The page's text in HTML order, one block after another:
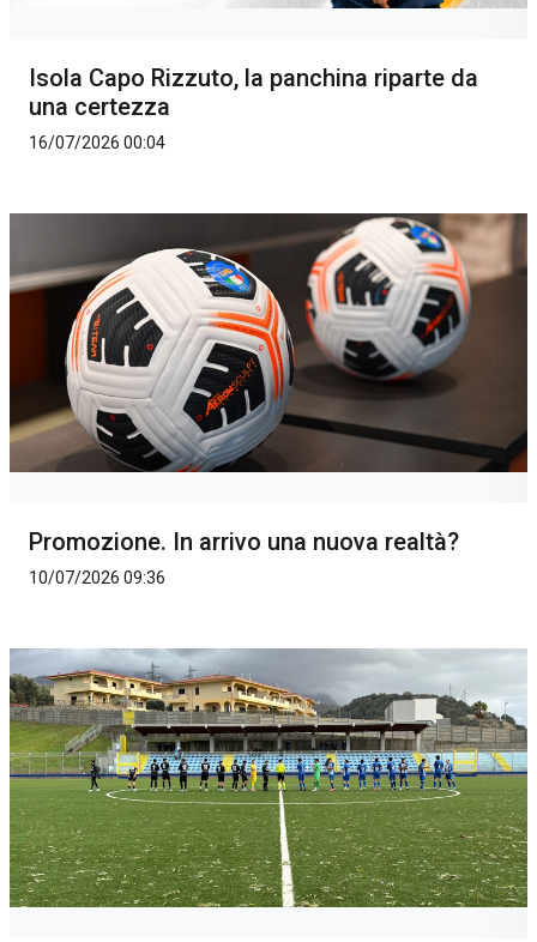
Isola Capo Rizzuto, la panchina riparte da
una certezza
16/07/2026 00:04
Promozione. In arrivo una nuova realtà?
10/07/2026 09:36